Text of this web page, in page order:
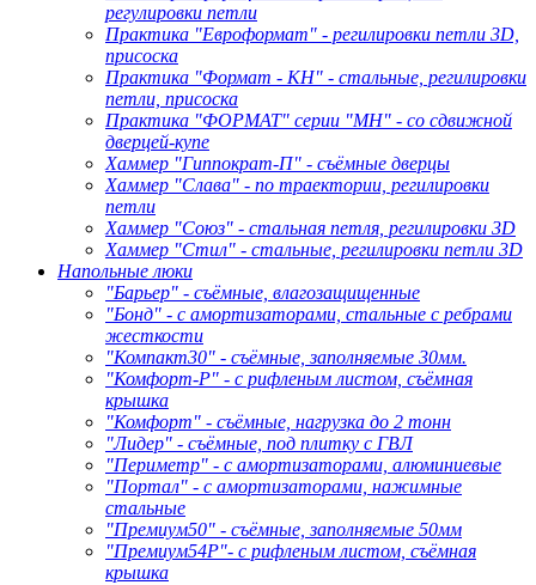
регулировки петли
Практика "Евроформат" - регилировки петли 3D,
присоска
Практика "Формат - КН" - стальные, регилировки
петли, присоска
Практика "ФОРМАТ" серии "МН" - со сдвижной
дверцей-купе
Хаммер "Гиппократ-П" - съёмные дверцы
Хаммер "Слава" - по траектории, регилировки
петли
Хаммер "Союз" - стальная петля, регилировки 3D
Хаммер "Стил" - стальные, регилировки петли 3D
Напольные люки
"Барьер" - съёмные, влагозащищенные
"Бонд" - с амортизаторами, стальные с ребрами
жесткости
"Компакт30" - съёмные, заполняемые 30мм.
"Комфорт-Р" - с рифленым листом, съёмная
крышка
"Комфорт" - съёмные, нагрузка до 2 тонн
"Лидер" - съёмные, под плитку с ГВЛ
"Периметр" - с амортизаторами, алюминиевые
"Портал" - с амортизаторами, нажимные
стальные
"Премиум50" - съёмные, заполняемые 50мм
"Премиум54Р"- с рифленым листом, съёмная
крышка